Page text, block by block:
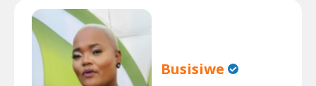
Busisiwe